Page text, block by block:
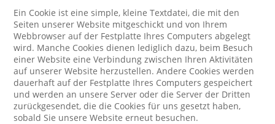
Ein Cookie ist eine simple, kleine Textdatei, die mit den
Seiten unserer Website mitgeschickt und von Ihrem
Webbrowser auf der Festplatte Ihres Computers abgelegt
wird. Manche Cookies dienen lediglich dazu, beim Besuch
einer Website eine Verbindung zwischen Ihren Aktivitäten
auf unserer Website herzustellen. Andere Cookies werden
dauerhaft auf der Festplatte Ihres Computers gespeichert
und werden an unsere Server oder die Server der Dritten
zurückgesendet, die die Cookies für uns gesetzt haben,
sobald Sie unsere Website erneut besuchen.